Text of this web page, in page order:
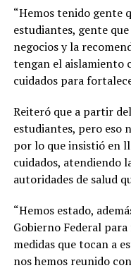
“Hemos tenido gente
estudiantes, gente
negocios y la
tengan el aislamiento
cuidados para
Reiteró que a partir
estudiantes, pero eso
por lo que insistió en
cuidados, atendiendo
autoridades de salud
“Hemos estado,
Gobierno Federal
medidas que tocan a
nos hemos reunido